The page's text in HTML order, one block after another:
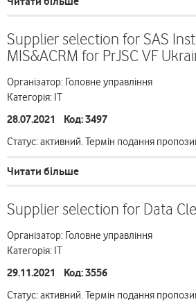
Supplier selection for SAS
MIS&ACRM for PrJSC VF
Організатор: Головне управління
Категорія: ІТ
28.07.2021 Код: 3497
Статус: активний. Термін подання
Читати більше
Supplier selection for Data
Організатор: Головне управління
Категорія: ІТ
29.11.2021 Код: 3556
Статус: активний. Термін подання